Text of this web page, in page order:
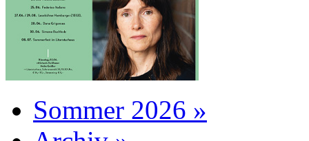
Sommer 2026 »